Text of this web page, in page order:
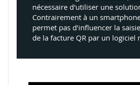
nécessaire d'utiliser une
Contrairement à un
permet pas d'influencer la
de la facture QR par un logiciel